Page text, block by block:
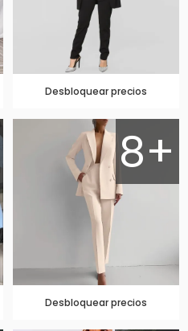
Desbloquear precios
8+
Desbloquear precios